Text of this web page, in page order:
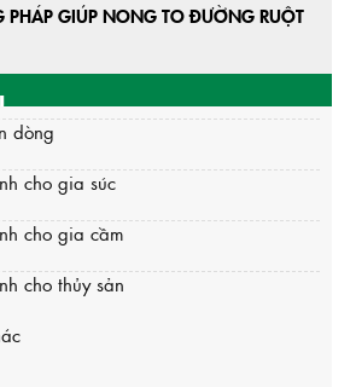
PHÁP GIÚP NONG TO ĐƯỜNG RUỘT
dòng
cho gia súc
cho gia cầm
cho thủy sản